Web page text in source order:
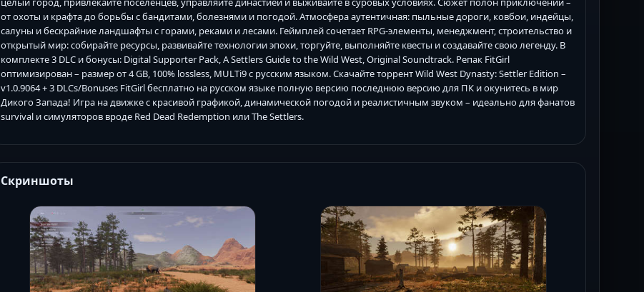
от охоты и крафта до борьбы с бандитами, болезнями и погодой. Атмосфера аутентичная: пыльные дороги, ковбои, индейцы,
салуны и бескрайние ландшафты с горами, реками и лесами. Геймплей сочетает RPG-элементы, менеджмент, строительство и
открытый мир: собирайте ресурсы, развивайте технологии эпохи, торгуйте, выполняйте квесты и создавайте свою легенду. В
комплекте 3 DLC и бонусы: Digital Supporter Pack, A Settlers Guide to the Wild West, Original Soundtrack. Репак FitGirl
оптимизирован – размер от 4 GB, 100% lossless, MULTi9 с русским языком. Скачайте торрент Wild West Dynasty: Settler Edition –
v1.0.9064 + 3 DLCs/Bonuses FitGirl бесплатно на русском языке полную версию последнюю версию для ПК и окунитесь в мир
Дикого Запада! Игра на движке с красивой графикой, динамической погодой и реалистичным звуком – идеально для фанатов
survival и симуляторов вроде Red Dead Redemption или The Settlers.
Скриншоты